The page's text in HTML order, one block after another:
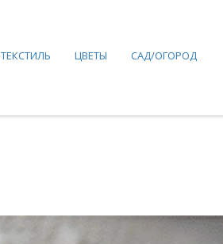
ТЕКСТИЛЬ ЦВЕТЫ САД/ОГОРОД